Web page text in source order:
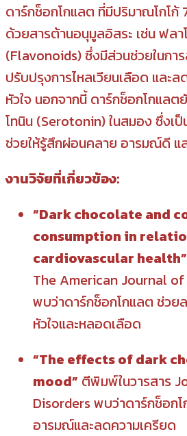
ดาร์กช็อกโกแลต ที่มีปริมาณโกโก้
ด้วยสารต้านอนุมูลอิสระ เช่น ฟล
(Flavonoids) ซึ่งมีส่วนช่วยในกา
ปรับปรุงการไหลเวียนเลือด และ
หัวใจ นอกจากนี้ ดาร์กช็อกโกแลต
โทนิน (Serotonin) ในสมอง ซึ่งเ
ช่วยให้รู้สึกผ่อนคลาย อารมณ์ดี แ
งานวิจัยที่เกี่ยวข้อง:
“Dark chocolate and
consumption in
cardiovascular health”
The American Journal
พบว่าดาร์กช็อกโกแลต ช่วย
หัวใจและหลอดเลือด
“The effects of dark
mood” ตีพิมพ์ในวารสาร
Disorders พบว่าดาร์กช็อก
อารมณ์และลดความเครียด